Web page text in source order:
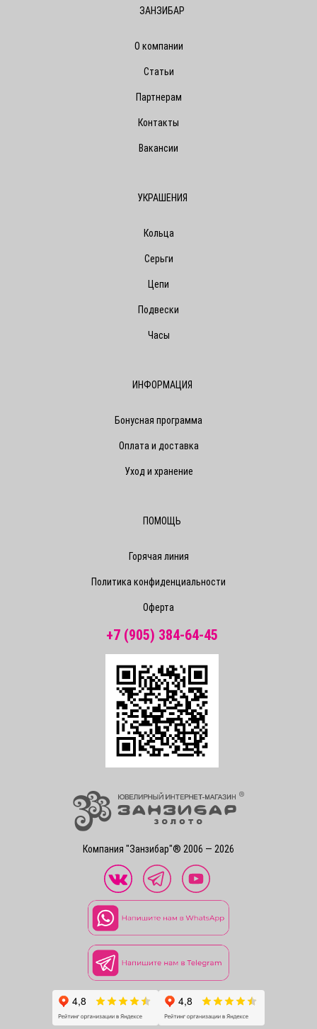
Компания "Занзибар"® 2006 — 2026
ЗАНЗИБАР
О компании
Статьи
Партнерам
Контакты
Вакансии
УКРАШЕНИЯ
Кольца
Серьги
Цепи
Подвески
Часы
ИНФОРМАЦИЯ
Бонусная программа
Оплата и доставка
Уход и хранение
ПОМОЩЬ
Горячая линия
Политика конфиденциальности
Оферта
+7 (905) 384-64-45